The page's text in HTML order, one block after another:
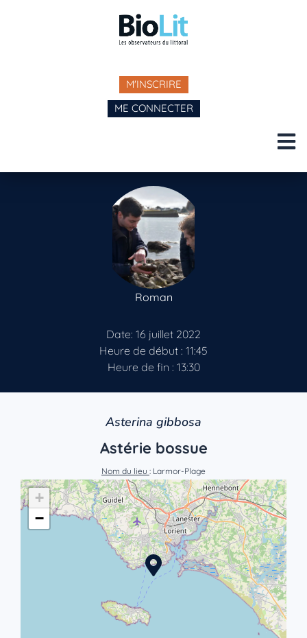
M'INSCRIRE
ME CONNECTER
Roman
Date: 16 juillet 2022
Heure de début : 11:45
Heure de fin : 13:30
Asterina gibbosa
Astérie bossue
Nom du lieu : Larmor-Plage
+
−